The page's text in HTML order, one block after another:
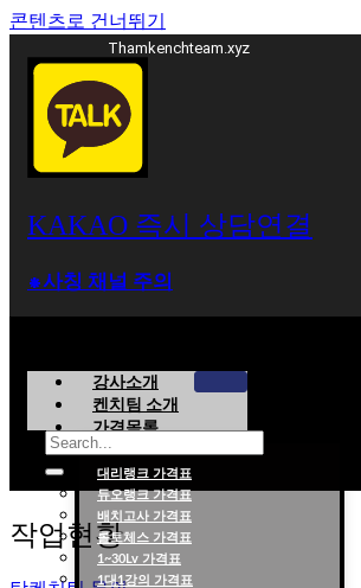
콘텐츠로 건너뛰기
Thamkenchteam.xyz
KAKAO 즉시 상담연결
⁕사칭 채널 주의
강사소개
켄치팀 소개
가격목록
대리랭크 가격표
듀오랭크 가격표
배치고사 가격표
롤토체스 가격표
1~30Lv 가격표
1대1강의 가격표
작업현황